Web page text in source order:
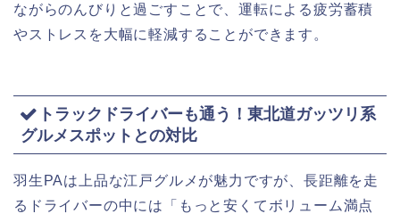
ながらのんびりと過ごすことで、運転による疲労蓄積
やストレスを大幅に軽減することができます。
トラックドライバーも通う！東北道ガッツリ系
グルメスポットとの対比
羽生PAは上品な江戸グルメが魅力ですが、長距離を走
るドライバーの中には「もっと安くてボリューム満点